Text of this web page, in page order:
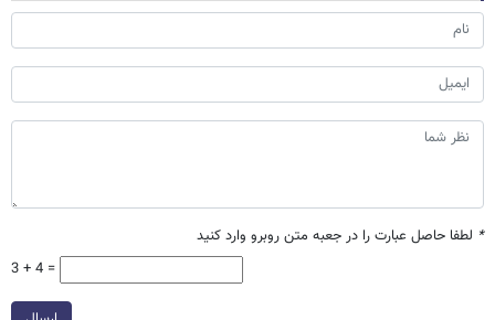
* لطفا حاصل عبارت را در جعبه متن روبرو وارد کنید
3 + 4 =